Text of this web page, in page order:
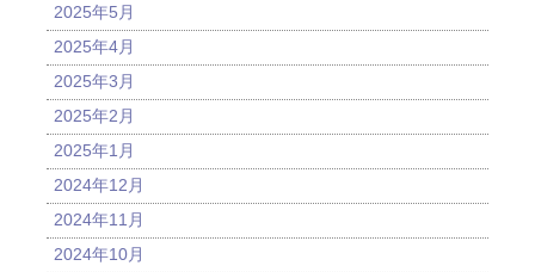
2025年5月
2025年4月
2025年3月
2025年2月
2025年1月
2024年12月
2024年11月
2024年10月